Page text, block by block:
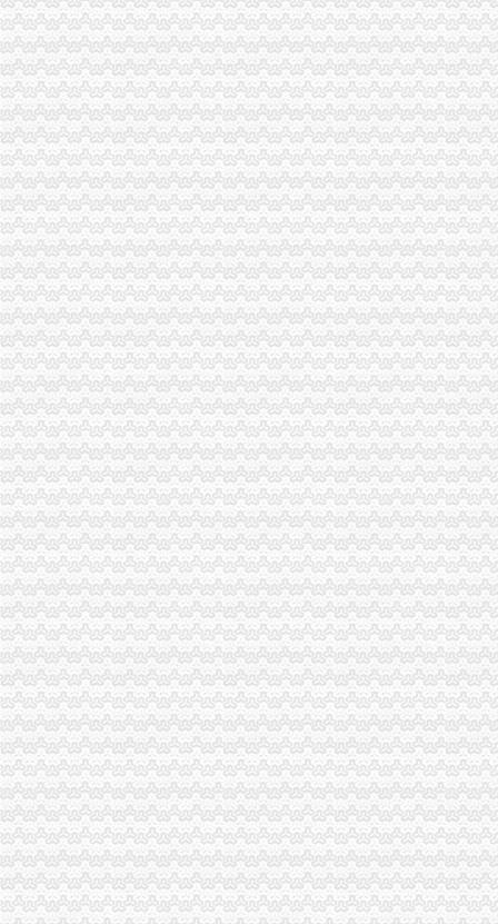
万州区工商局代办注销分公司四项制度严格车辆管理
渝北区工商分局代办注销分公司石船所集中力量严查采沙经营户安全
万州区工商局分公司营业执照注销建立服务驰名商标管理机制
奉节县工商局重庆注销税务四个环节确保两节食品安全
市分公司营业执照注销局陈文渝副局长到开县局检查指导工作
市重庆注销分公司工商局全面推广广告监管信息化建设试点成果
九龙坡区工商分局代理注销分公司四项措施确保花博会顺利开幕
忠县工商局开展“两节”分公司营业执照注销期间食品市场大检查
大足县工商局采取八大举措维护“十.一”重庆注销分公司金周旅游市场秩序
市分公司营业执照注销工商局副局长陈文渝到城口调研
江津工商局三到位加农村月饼市重庆分公司注销场监管
九龙坡区工商分局重庆注销税务开展整顿和规范房地产交易秩序专项整
黔江区工商分局三项措施化品市代办注销分公司场安全监管
綦江县工商局代理注销分公司着力解决民营经济发展中瓶颈问题
市重庆分公司注销工商局陈文渝副局长到梁平县工商局检查指导工作
潼南县工商局规划年底全面实现“光收费”重庆注销税务